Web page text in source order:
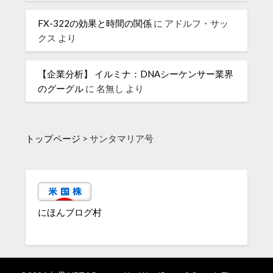
FX-322の効果と時間の関係 に アドルフ・サッ
クス より
【企業分析】 イルミナ：DNAシーケンサー業界
のグーグル に名無し より
トップページ >サンタマリア号
にほんブログ村